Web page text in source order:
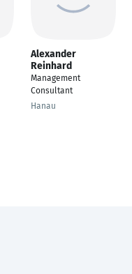
Alexander
Reinhard
Management
Consultant
Hanau